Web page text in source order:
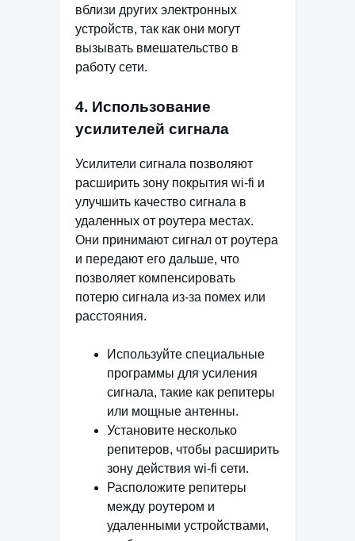
вблизи других электронных
устройств, так как они могут
вызывать вмешательство в
работу сети.
4. Использование
усилителей сигнала
Усилители сигнала позволяют
расширить зону покрытия wi-fi и
улучшить качество сигнала в
удаленных от роутера местах.
Они принимают сигнал от роутера
и передают его дальше, что
позволяет компенсировать
потерю сигнала из-за помех или
расстояния.
Используйте специальные
программы для усиления
сигнала, такие как репитеры
или мощные антенны.
Установите несколько
репитеров, чтобы расширить
зону действия wi-fi сети.
Расположите репитеры
между роутером и
удаленными устройствами,